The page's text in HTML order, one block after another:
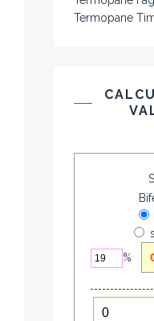
Termopane
%